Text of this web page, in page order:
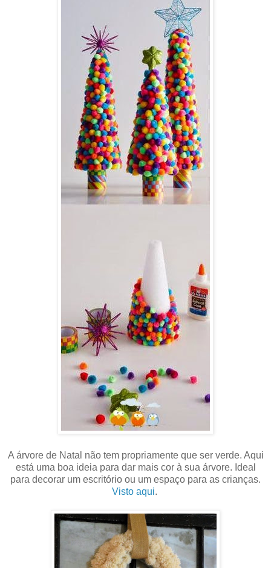
A árvore de Natal não tem propriamente que ser verde. Aqui
está uma boa ideia para dar mais cor à sua árvore. Ideal
para decorar um escritório ou um espaço para as crianças.
Visto aqui.